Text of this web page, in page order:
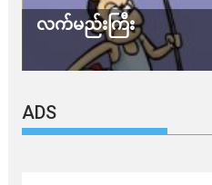
လက်မည်းကြီး
ADS